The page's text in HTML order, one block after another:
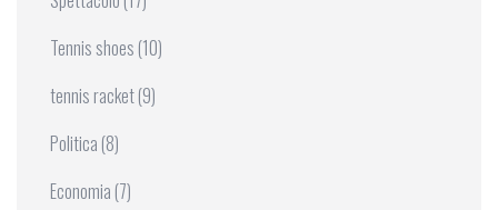
Tennis shoes (10)
tennis racket(9)
Politica (8)
Economia (7)